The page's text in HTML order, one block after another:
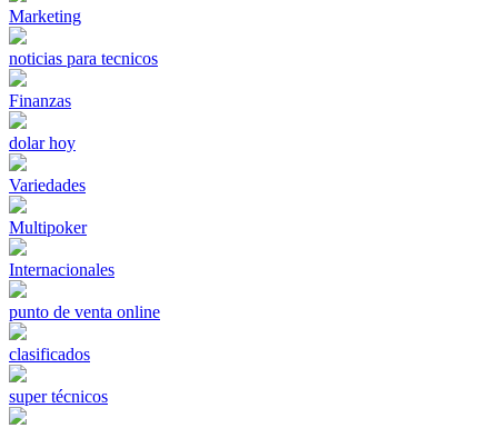
Marketing
noticias para tecnicos
Finanzas
dolar hoy
Variedades
Multipoker
Internacionales
punto de venta online
clasificados
super técnicos